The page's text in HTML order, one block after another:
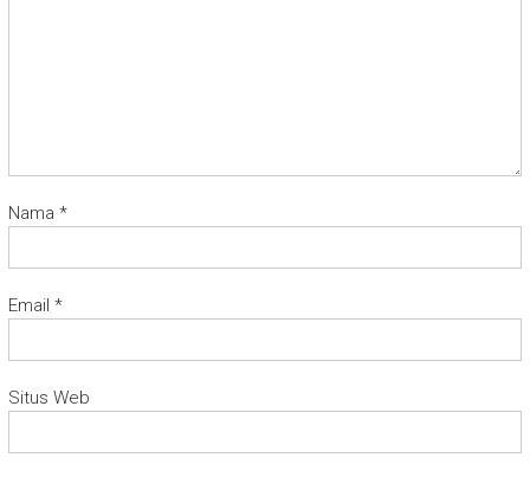
Nama *
Email *
Situs Web